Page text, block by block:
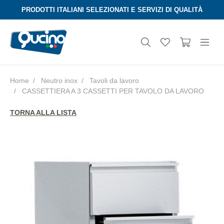
Aura
PRODOTTI ITALIANI SELEZIONATI E SERVIZI DI QUALITÀ
Home Neutro inox
Tavoli da lavoro
CASSETTIERA A 3 CASSETTI PER TAVOLO DA LAVORO
TORNA ALLA LISTA